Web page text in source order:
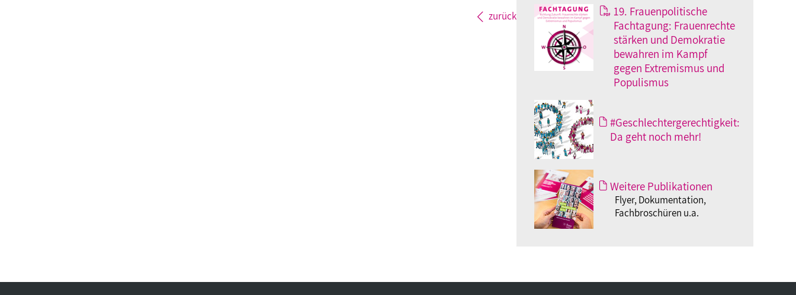
zurück
19. Frauenpolitische
Fachtagung: Frauenrechte
stärken und Demokratie
bewahren im Kampf
gegen Extremismus und
Populismus
#Geschlechtergerechtigkeit:
Da geht noch mehr!
Weitere Publikationen
Flyer, Dokumentation,
Fachbroschüren u.a.